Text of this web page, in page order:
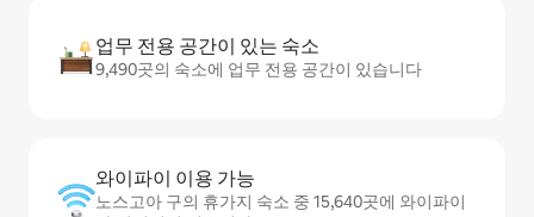
업무 전용 공간이 있는 숙소
9,490곳의 숙소에 업무 전용 공간이 있습니다
와이파이 이용 가능
노스고아 구의 휴가지 숙소 중 15,640곳에 와이파이